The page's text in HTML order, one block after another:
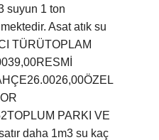
suyun 1 ton
Asat atık su
TÜRÜTOPLAM
PARKI VE
daha 1m3 su kaç